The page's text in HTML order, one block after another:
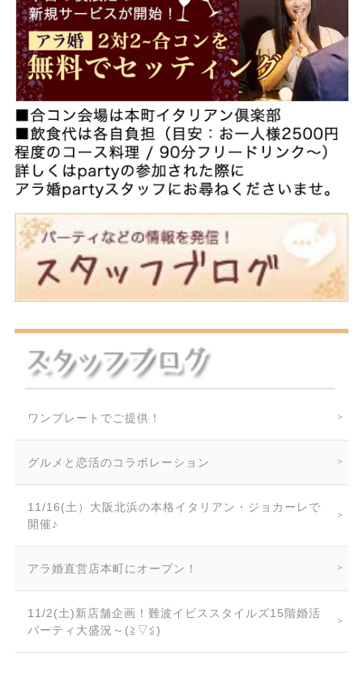
ワンプレートでご提供！
グルメと恋活のコラボレーション
11/16(土）大阪北浜の本格イタリアン・ジョカーレで
開催♪
アラ婚直営店本町にオープン！
11/2(土)新店舗企画！難波イビススタイルズ15階婚活
パーティ大盛況～(≧▽≦)